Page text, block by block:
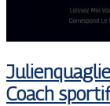
Coach